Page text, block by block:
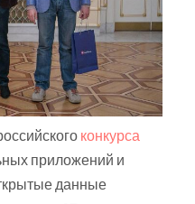
конкурса
приложений и
данные